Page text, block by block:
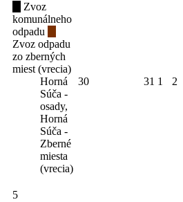
Zvoz
komunálneho
odpadu
Zvoz odpadu
zo zberných
miest (vrecia)
Horná
Súča -
osady,
Horná
Súča -
Zberné
miesta
(vrecia)
30 31 1 2
5